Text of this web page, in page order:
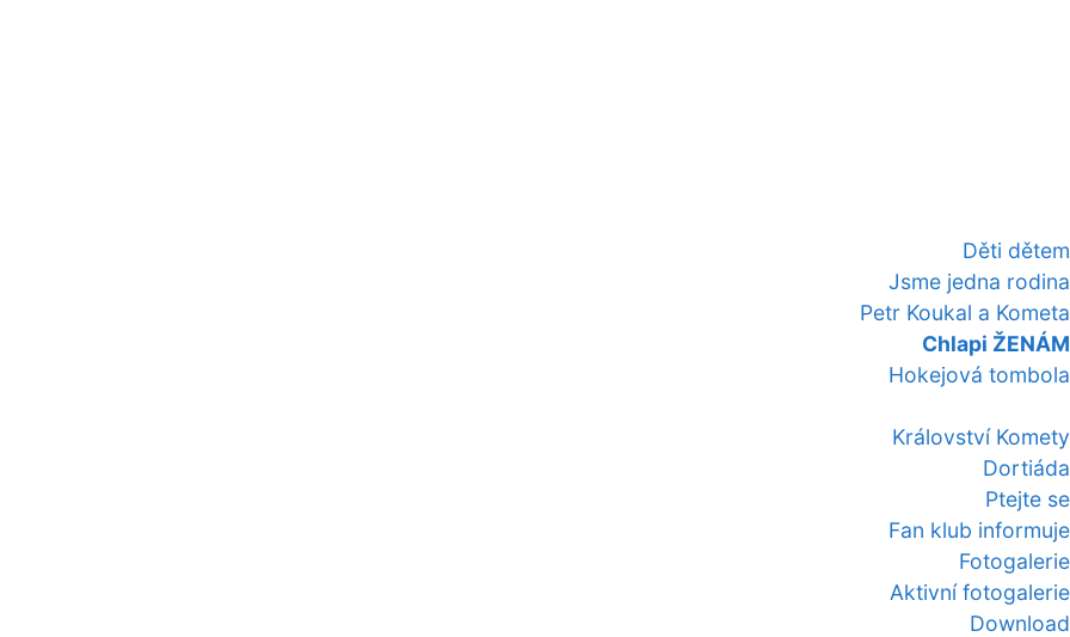
Děti dětem
Jsme jedna rodina
Petr Koukal a Kometa
Chlapi ŽENÁM
Hokejová tombola
Království Komety
Dortiáda
Ptejte se
Fan klub informuje
Fotogalerie
Aktivní fotogalerie
Download